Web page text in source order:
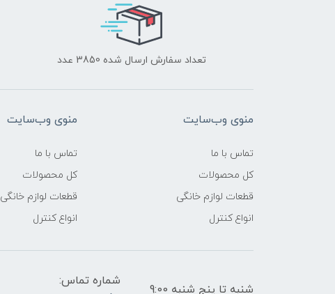
تعداد سفارش ارسال شده 3850 عدد
منوی وب‌سایت
تماس با ما
کل محصولات
قطعات لوازم خانگی
انواع کنترل
منوی وب‌سایت
تماس با ما
کل محصولات
قطعات لوازم خانگی
انواع کنترل
شنبه تا پنج شنبه 9:00
شماره تماس: